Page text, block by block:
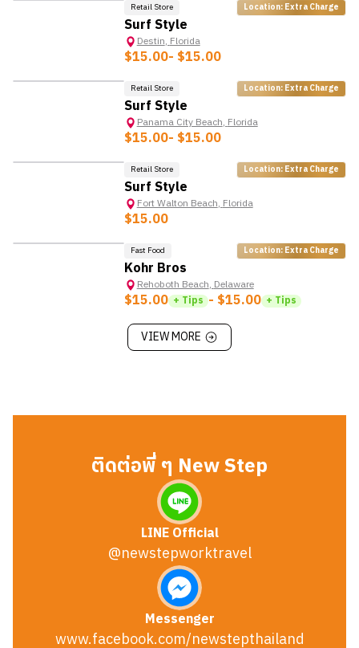
Retail Store Location: Extra Charge
Surf Style
Destin,Florida
$15.00- $15.00
Retail Store Location: Extra Charge
Surf Style
Panama City Beach,Florida
$15.00- $15.00
Retail Store Location: Extra Charge
Surf Style
Fort Walton Beach,Florida
$15.00
Fast Food Location: Extra Charge
Kohr Bros
Rehoboth Beach,Delaware
$15.00 + Tips - $15.00 + Tips
VIEW MORE
ติดต่อพี่ ๆ New Step
Messenger
www.facebook.com/newstepthailand
LINE Official
@newstepworktravel